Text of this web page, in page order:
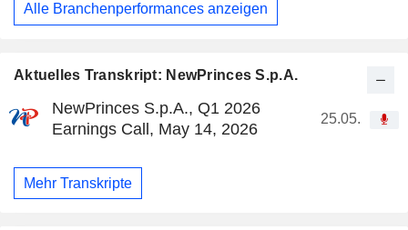
Aktuelles Transkript: NewPrinces S.p.A.
NewPrinces S.p.A., Q1 2026
Earnings Call, May 14, 2026
25.05.
Mehr Transkripte
Alle Branchenperformances anzeigen